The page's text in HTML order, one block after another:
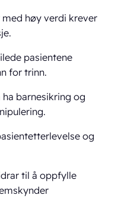
høy verdi krever
pasientene
for trinn.
barnesikring og
og
til å oppfylle